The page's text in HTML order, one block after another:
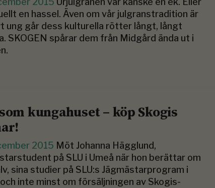
en hassel. Även om vår julgranstradition är
ung går dess ­kulturella rötter långt, långt
SKOGEN spårar dem från Midgård ända ut i
kungahuset – köp Skogis
2015 Möt Johanna Hägglund,
på SLU i Umeå när hon berättar om
sina studier på SLU:s Jägmästarprogram i
inte minst om försäljningen av Skogis-